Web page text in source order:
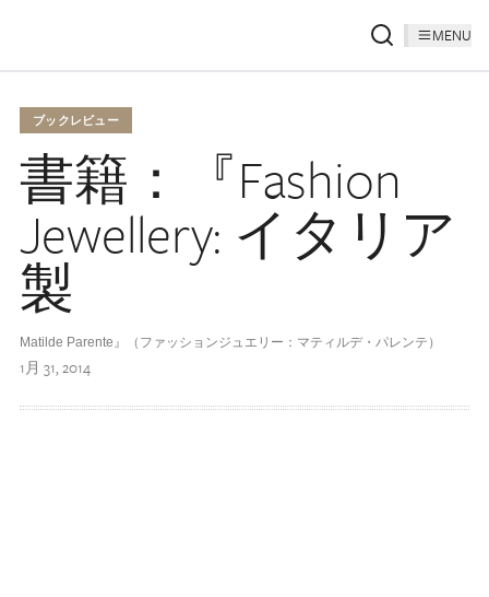
MENU
ブックレビュー
書籍：『Fashion
Jewellery: イタリア
製
Matilde Parente』（ファッションジュエリー：マティルデ・パレンテ）
1月 31, 2014